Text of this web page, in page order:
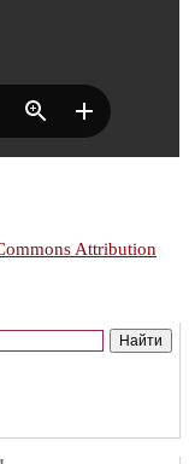
Attribution